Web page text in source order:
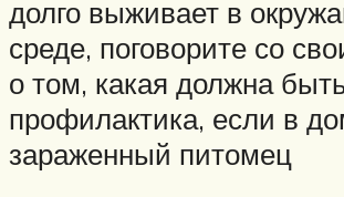
долго выживает в
среде, поговорите со
о том, какая должна
профилактика, если в
зараженный питомец